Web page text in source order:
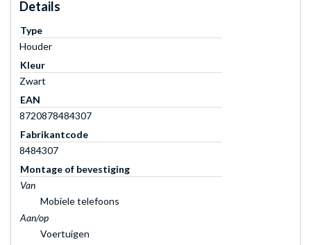
Details
Type
Houder
Kleur
Zwart
EAN
8720878484307
Fabrikantcode
8484307
Montage of bevestiging
Van
Mobiele telefoons
Aan/op
Voertuigen